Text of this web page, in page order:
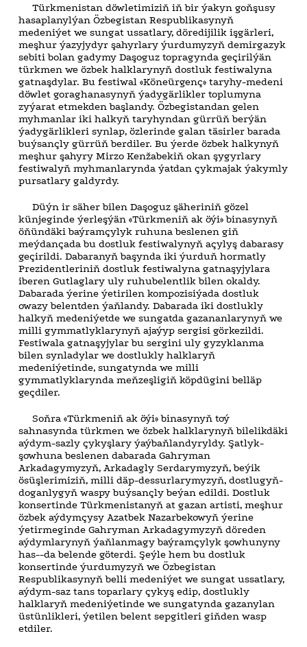
Türkmenistan döwletimiziň iň bir ýakyn goňşusy
hasaplanylýan Özbegistan Respublikasynyň
medeniýet we sungat ussatlary, döredijilik işgärleri,
meşhur ýazyjydyr şahyrlary ýurdumyzyň demirgazyk
sebiti bolan gadymy Daşoguz topragynda geçirilýän
türkmen we özbek halklarynyň dostluk festiwalyna
gatnaşdylar. Bu festiwal «Köneürgenç» taryhy-medeni
döwlet goraghanasynyň ýadygärlikler toplumyna
zyýarat etmekden başlandy. Özbegistandan gelen
myhmanlar iki halkyň taryhyndan gürrüň berýän
ýadygärlikleri synlap, özlerinde galan täsirler barada
buýsançly gürrüň berdiler. Bu ýerde özbek halkynyň
meşhur şahyry Mirzo Kenžabekiň okan şygyrlary
festiwalyň myhmanlarynda ýatdan çykmajak ýakymly
pursatlary galdyrdy.
Düýn ir säher bilen Daşoguz şäheriniň gözel
künjeginde ýerleşýän «Türkmeniň ak öýi» binasynyň
öňündäki baýramçylyk ruhuna beslenen giň
meýdançada bu dostluk festiwalynyň açylyş dabarasy
geçirildi. Dabaranyň başynda iki ýurduň hormatly
Prezidentleriniň dostluk festiwalyna gatnaşyjylara
iberen Gutlaglary uly ruhubelentlik bilen okaldy.
Dabarada ýerine ýetirilen kompozisiýada dostluk
owazy belentden ýaňlandy. Dabarada iki dostlukly
halkyň medeniýetde we sungatda gazananlarynyň we
milli gymmatlyklarynyň ajaýyp sergisi görkezildi.
Festiwala gatnaşyjylar bu sergini uly gyzyklanma
bilen synladylar we dostlukly halklaryň
medeniýetinde, sungatynda we milli
gymmatlyklarynda meňzeşligiň köpdügini belläp
geçdiler.
Soňra «Türkmeniň ak öýi» binasynyň toý
sahnasynda türkmen we özbek halklarynyň bilelikdäki
aýdym-sazly çykyşlary ýaýbaňlandyryldy. Şatlyk-
şowhuna beslenen dabarada Gahryman
Arkadagymyzyň, Arkadagly Serdarymyzyň, beýik
ösüşlerimiziň, milli däp-dessurlarymyzyň, dostlugyň-
doganlygyň waspy buýsançly beýan edildi. Dostluk
konsertinde Türkmenistanyň at gazan artisti, meşhur
özbek aýdymçysy Azatbek Nazarbekowyň ýerine
ýetirmeginde Gahryman Arkadagymyzyň döreden
aýdymlarynyň ýaňlanmagy baýramçylyk şowhunyny
has--da belende göterdi. Şeýle hem bu dostluk
konsertinde ýurdumyzyň we Özbegistan
Respublikasynyň belli medeniýet we sungat ussatlary,
aýdym-saz tans toparlary çykyş edip, dostlukly
halklaryň medeniýetinde we sungatynda gazanylan
üstünlikleri, ýetilen belent sepgitleri giňden wasp
etdiler.